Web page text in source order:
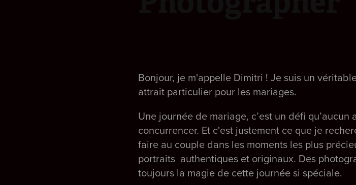
Bonjour, je m'appelle Dimitri ! Je suis un
attrait particulier pour les mariages.
Une journée de mariage, c’est un défi
concurrencer. Et c'est justement ce que je
faire au couple dans les moments les plus
portraits authentiques et originaux. Des
toujours la magie de cette journée si spéciale.